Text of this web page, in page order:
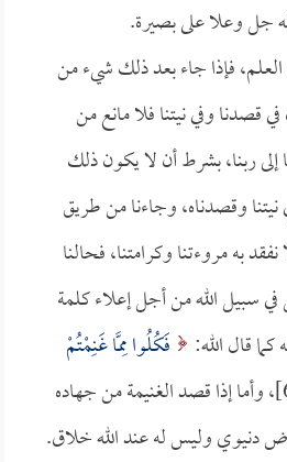
جل وعلا على بصيرة.
فإذا جاء بعد ذلك شيء من
وفي نيتنا فلا مانع من
إلى ربنا، بشرط أن لا يكون ذلك
وقصدناه، وجاءنا من طريق
به مروءتنا وكرامتنا، فحالنا
سبيل الله من أجل إعلاء كلمة
كما قال الله:
فَكُلُوا مِمَّا غَنِمْتُمْ
[الأنفال:69]، وأما إذا قصد الغنيمة من جهاده
دنيوي وليس له عند الله خلاق.